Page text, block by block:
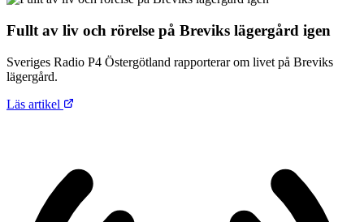
Fullt av liv och rörelse på Breviks lägergård igen
Sveriges Radio P4 Östergötland rapporterar om livet på Breviks
lägergård.
Läs artikel